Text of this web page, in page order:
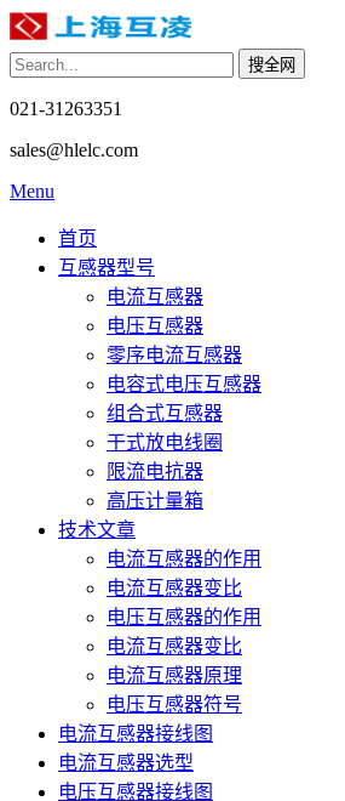
021-31263351
sales@hlelc.com
Menu
首页
互感器型号
电流互感器
电压互感器
零序电流互感器
电容式电压互感器
组合式互感器
干式放电线圈
限流电抗器
高压计量箱
技术文章
电流互感器的作用
电流互感器变比
电压互感器的作用
电流互感器变比
电流互感器原理
电压互感器符号
电流互感器接线图
电流互感器选型
电压互感器接线图